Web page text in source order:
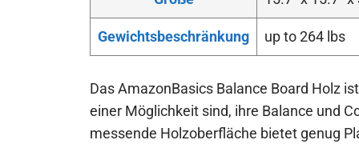
Gewichtsbeschränkung up to 264 lbs
Das AmazonBasics Balance Board Holz
einer Möglichkeit sind, ihre Balance und
messende Holzoberfläche bietet genug